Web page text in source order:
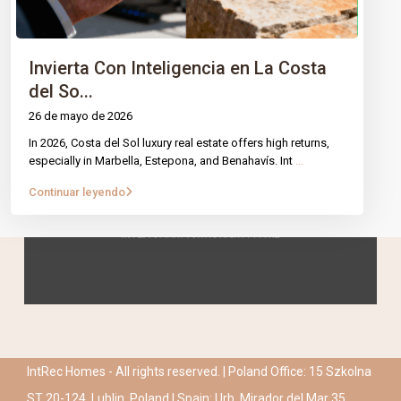
Invierta Con Inteligencia en La Costa
del So...
26 de mayo de 2026
In 2026, Costa del Sol luxury real estate offers high returns,
especially in Marbella, Estepona, and Benahavís. Int
Continuar leyendo
IntRec Homes - All rights reserved. | Poland Office: 15 Szkolna